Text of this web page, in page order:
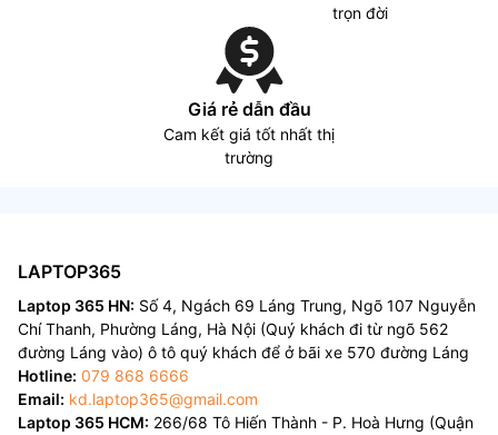
trọn đời
Giá rẻ dẫn đầu
Cam kết giá tốt nhất thị
trường
LAPTOP365
Laptop 365 HN: Số 4, Ngách 69 Láng Trung, Ngõ 107 Nguyễn
Chí Thanh, Phường Láng, Hà Nội (Quý khách đi từ ngõ 562
đường Láng vào) ô tô quý khách để ở bãi xe 570 đường Láng
Hotline: 079 868 6666
Email: kd.laptop365@gmail.com
Laptop 365 HCM: 266/68 Tô Hiến Thành - P. Hoà Hưng (Quận